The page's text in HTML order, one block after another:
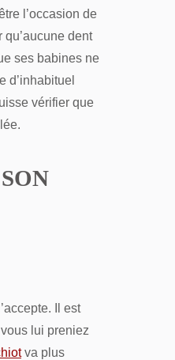
l’occasion de
dent
ses babines ne
d’inhabituel
vérifier que
Il est
lui preniez
va plus